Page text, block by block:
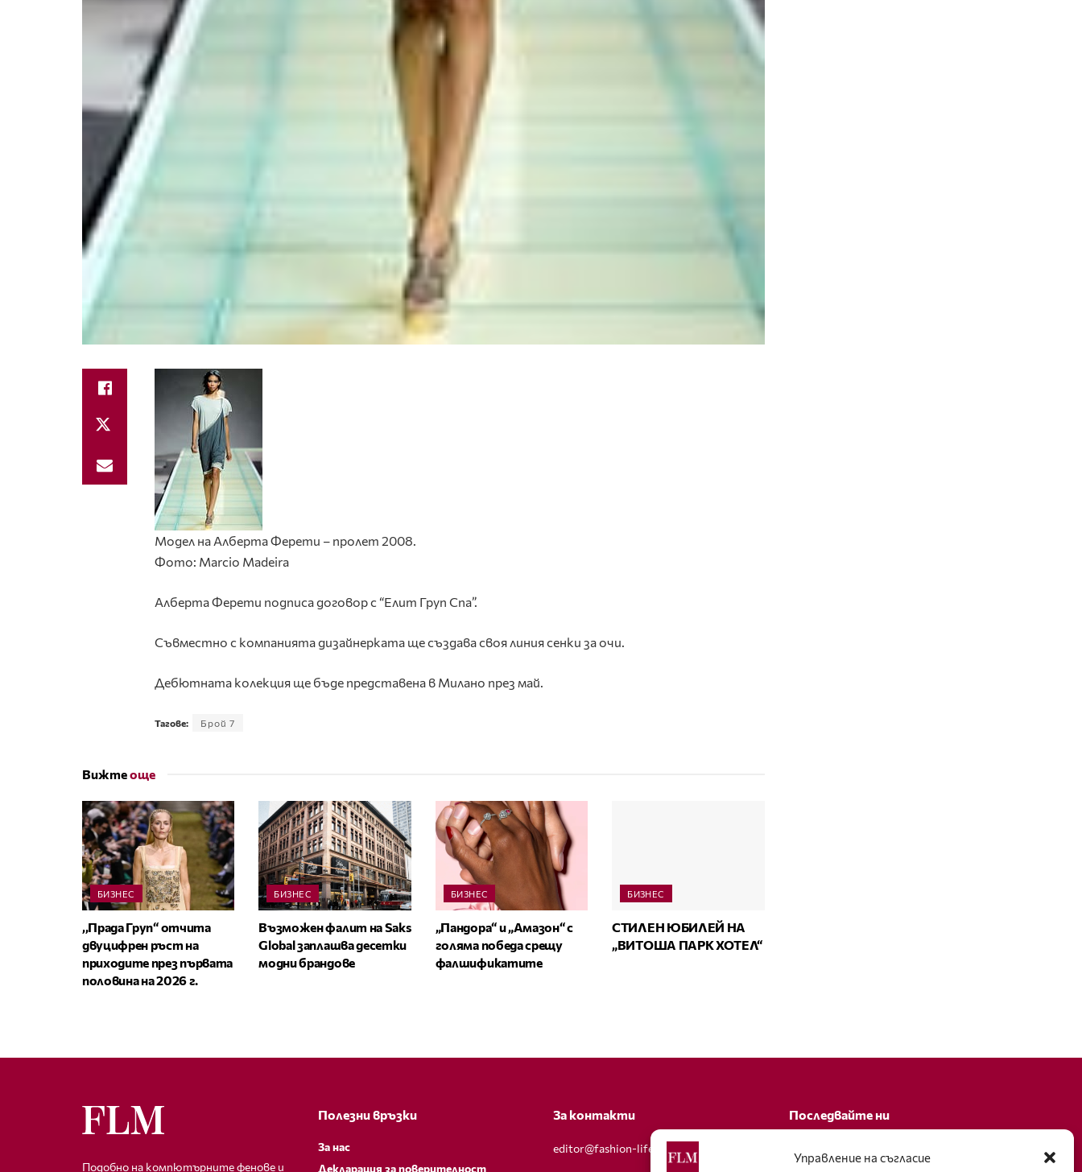
Управление на съгласие
Модел на Алберта Ферети – пролет 2008.
Фото: Marcio Madeira
Алберта Ферети подписа договор с “Елит Груп Спа”.
Съвместно с компанията дизайнерката ще създава своя линия сенки за очи.
Дебютната колекция ще бъде представена в Милано през май.
Тагове: Брой 7
Вижтеоще
БИЗНЕС
,,Прада Груп“ отчита
двуцифрен ръст на
приходите през първата
половина на 2026 г.
БИЗНЕС
Възможен фалит на Saks
Global заплашва десетки
модни брандове
БИЗНЕС
„Пандора“ и „Амазон“ с
голяма победа срещу
фалшификатите
БИЗНЕС
СТИЛЕН ЮБИЛЕЙ НА
„ВИТОША ПАРК ХОТЕЛ“
Подобно на компютърните фенове и
Полезни връзки
За нас
Декларация за поверителност
За контакти
editor@fashion-lifestyle.net
Последвайте ни